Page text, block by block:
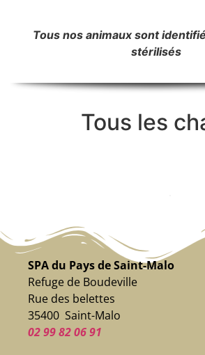
Tous nos animaux sont
stérilisés
Tous les
SPA du Pays de Saint-Malo
Refuge de Boudeville
Rue des belettes
35400 Saint-Malo
02 99 82 06 91